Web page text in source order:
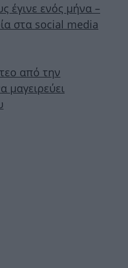
έγινε ενός μήνα –
στα social media
από την
μαγειρεύει